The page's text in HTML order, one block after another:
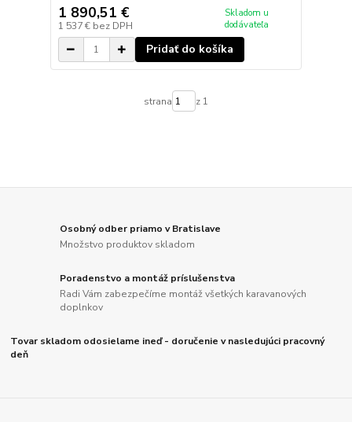
1 890,51 €
1 537 € bez DPH
Skladom u
dodávateľa
Pridať do košíka
strana z 1
Osobný odber priamo v Bratislave
Množstvo produktov skladom
Poradenstvo a montáž príslušenstva
Radi Vám zabezpečíme montáž všetkých karavanových
doplnkov
Tovar skladom odosielame ineď - doručenie v nasledujúci pracovný
deň